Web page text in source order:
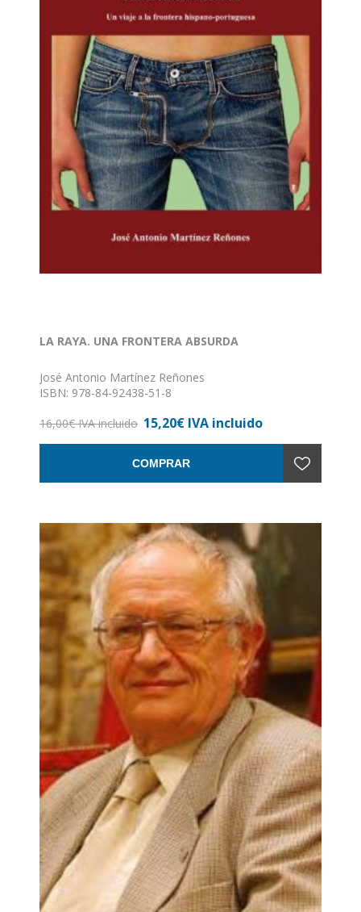
LA RAYA. UNA FRONTERA ABSURDA
José Antonio Martínez Reñones
ISBN: 978-84-92438-51-8
Nº de páginas: 483
16,00€ IVA incluido 15,20€ IVA incluido
COMPRAR